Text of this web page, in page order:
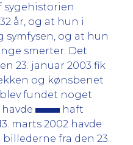
sygehistorien
år, og at hun i
symfysen, og at hun
smerter. Det
23. januar 2003 fik
og kønsbenet
fundet noget
haft
marts 2002 havde
fra den 23.